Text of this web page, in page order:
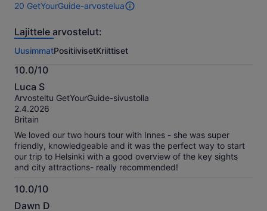
20 GetYourGuide-arvostelua
20
tästä
Lisätietoa
tarkistetuista
arvosteluista
Lajittele arvostelut:
UusimmatPositiivisetKriittiset
10.0/10
10.0
kautta
10
Luca S
Arvosteltu GetYourGuide-sivustolla
2.4.2026
Britain
We loved our two hours tour with Innes - she was super
friendly, knowledgeable and it was the perfect way to start
our trip to Helsinki with a good overview of the key sights
and city attractions- really recommended!
10.0/10
10.0
Dawn D